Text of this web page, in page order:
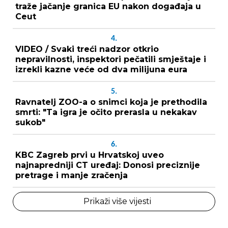
traže jačanje granica EU nakon događaja u
Ceut
4.
VIDEO / Svaki treći nadzor otkrio
nepravilnosti, inspektori pečatili smještaje i
izrekli kazne veće od dva milijuna eura
5.
Ravnatelj ZOO-a o snimci koja je prethodila
smrti: "Ta igra je očito prerasla u nekakav
sukob"
6.
KBC Zagreb prvi u Hrvatskoj uveo
najnapredniji CT uređaj: Donosi preciznije
pretrage i manje zračenja
Prikaži više vijesti